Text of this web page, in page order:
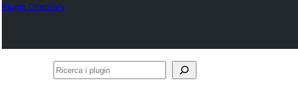
Plugin Directory
Ricerca